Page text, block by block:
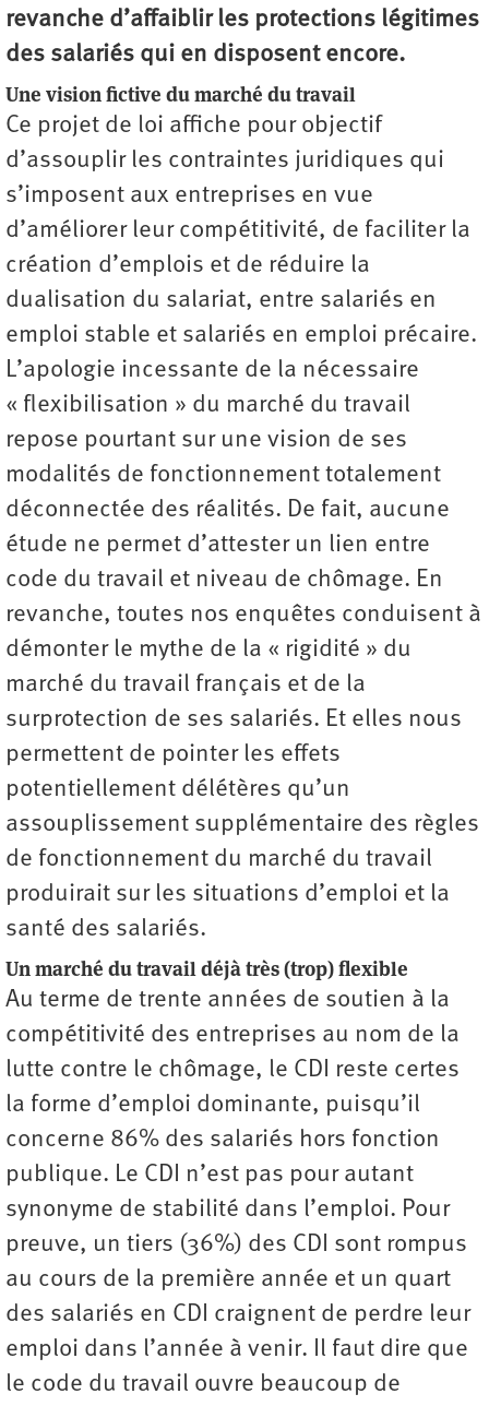
revanche d’affaiblir les protections légitimes
des salariés qui en disposent encore.
Une vision fictive du marché du travail
Ce projet de loi affiche pour objectif
d’assouplir les contraintes juridiques qui
s’imposent aux entreprises en vue
d’améliorer leur compétitivité, de faciliter la
création d’emplois et de réduire la
dualisation du salariat, entre salariés en
emploi stable et salariés en emploi précaire.
L’apologie incessante de la nécessaire
« flexibilisation » du marché du travail
repose pourtant sur une vision de ses
modalités de fonctionnement totalement
déconnectée des réalités. De fait, aucune
étude ne permet d’attester un lien entre
code du travail et niveau de chômage. En
revanche, toutes nos enquêtes conduisent à
démonter le mythe de la « rigidité » du
marché du travail français et de la
surprotection de ses salariés. Et elles nous
permettent de pointer les effets
potentiellement délétères qu’un
assouplissement supplémentaire des règles
de fonctionnement du marché du travail
produirait sur les situations d’emploi et la
santé des salariés.
Un marché du travail déjà très (trop) flexible
Au terme de trente années de soutien à la
compétitivité des entreprises au nom de la
lutte contre le chômage, le CDI reste certes
la forme d’emploi dominante, puisqu’il
concerne 86% des salariés hors fonction
publique. Le CDI n’est pas pour autant
synonyme de stabilité dans l’emploi. Pour
preuve, un tiers (36%) des CDI sont rompus
au cours de la première année et un quart
des salariés en CDI craignent de perdre leur
emploi dans l’année à venir. Il faut dire que
le code du travail ouvre beaucoup de